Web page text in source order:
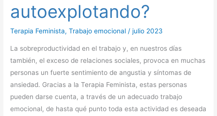
autoexplotando?
Terapia Feminista,Trabajo emocional /julio 2023
La sobreproductividad en el trabajo y, en nuestros días
también, el exceso de relaciones sociales, provoca en muchas
personas un fuerte sentimiento de angustia y síntomas de
ansiedad. Gracias a la Terapia Feminista, estas personas
pueden darse cuenta, a través de un adecuado trabajo
emocional, de hasta qué punto toda esta actividad es deseada
te
autoexplotando?